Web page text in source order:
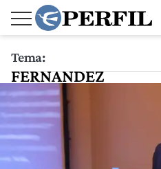
Tema:
FERNANDEZ